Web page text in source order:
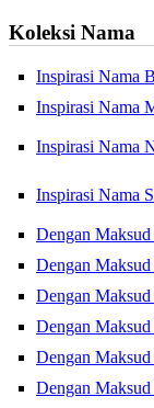
Koleksi Nama
Inspirasi Nama
Inspirasi Nama
Dengan
Dengan
Dengan Maksud
Dengan
Dengan
Dengan